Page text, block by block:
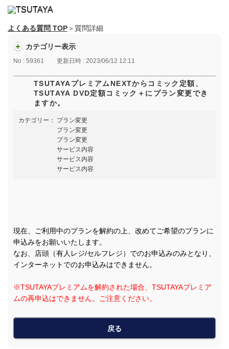
よくある質問 TOP＞質問詳細
カテゴリー表示
No : 59361 更新日時 : 2023/06/12 12:11
TSUTAYAプレミアムNEXTからコミック定額、
TSUTAYA DVD定額コミック＋にプラン変更でき
ますか。
カテゴリー：
プラン変更
プラン変更
プラン変更
サービス内容
サービス内容
サービス内容
現在、ご利用中のプランを解約の上、改めてご希望のプランに
申込みをお願いいたします。
なお、店頭（有人レジ/セルフレジ）でのお申込みのみとなり、
インターネットでのお申込みはできません。
※TSUTAYAプレミアムを解約された場合、TSUTAYAプレミア
ムの再申込はできません。ご注意ください。
戻る